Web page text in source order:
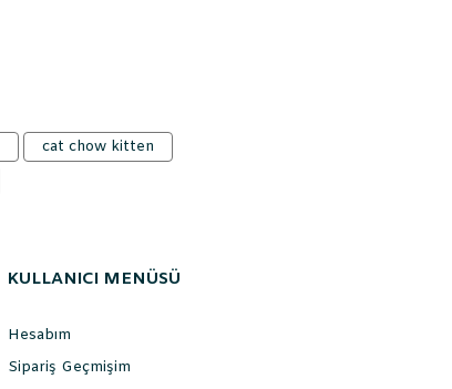
cat chow kitten
KULLANICI MENÜSÜ
Hesabım
Sipariş Geçmişim